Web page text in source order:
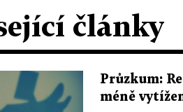
články
Průzkum:
méně